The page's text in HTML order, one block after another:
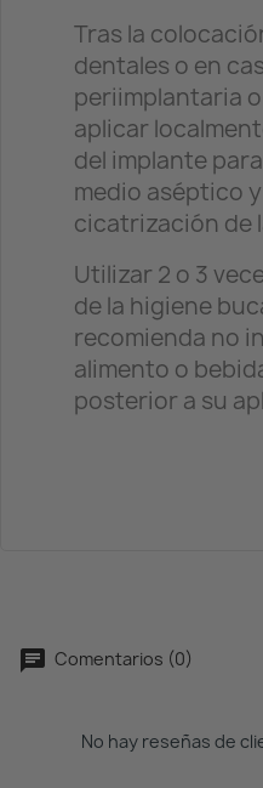
Tras la
dentales o en
periimplantaria
aplicar
del implante
medio aséptico
cicatrización de
Utilizar 2 o 3
de la higiene
recomienda no
alimento o
posterior a su
Comentarios (0)
No hay reseñas de